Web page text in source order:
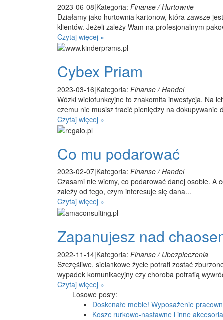
2023-06-08|Kategoria: Finanse / Hurtownie
Działamy jako hurtownia kartonow, która zawsze
klientów. Jeżeli zależy Wam na profesjonalnym
Czytaj więcej »
Cybex Priam
2023-03-16|Kategoria: Finanse / Handel
Wózki wielofunkcyjne to znakomita inwestycja. Na
czemu nie musisz tracić pieniędzy na dokupywanie
Czytaj więcej »
Co mu podarować
2023-02-07|Kategoria: Finanse / Handel
Czasami nie wiemy, co podarować danej osobie. A
zależy od tego, czym interesuje się dana...
Czytaj więcej »
Zapanujesz nad
2022-11-14|Kategoria: Finanse / Ubezpieczenia
Szczęśliwe, sielankowe życie potrafi zostać
wypadek komunikacyjny czy choroba potrafią
Czytaj więcej »
Losowe posty:
Doskonałe meble! Wyposażenie
Kosze rurkowo-nastawne i inne akcesoria